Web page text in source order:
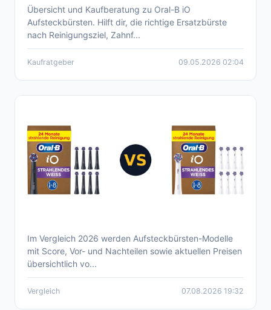
Oral-B iO Aufsteckbürsten – Kaufberatung &
Auswahl 2026
Übersicht und Kaufberatung zu Oral-B iO
Aufsteckbürsten. Hilft dir, die richtige Ersatzbürste
nach Reinigungsziel, Zahnf...
Kaufratgeber 09.05.2026 02:04
Aktueller Oral-B IO Aufsteckbürsten
Vergleich 2026
Im Vergleich 2026 werden Aufsteckbürsten-Modelle
mit Score, Vor- und Nachteilen sowie aktuellen Preisen
übersichtlich vo...
Vergleich 07.08.2026 19:32